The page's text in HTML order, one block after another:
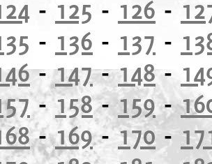
- 125 - 126 -
- 136 - 137 -
-147-148-
-158-159-
-169-170-